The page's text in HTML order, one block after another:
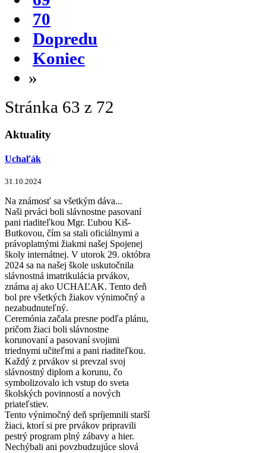
70
Dopredu
Koniec
»
Stránka 63 z 72
Aktuality
Uchaľák
31.10.2024
Na známosť sa všetkým dáva...
Naši prváci boli slávnostne pasovaní
pani riaditeľkou Mgr. Ľubou Kiš-
Butkovou, čím sa stali oficiálnymi a
právoplatnými žiakmi našej Spojenej
školy internátnej. V utorok 29. októbra
2024 sa na našej škole uskutočnila
slávnostná imatrikulácia prvákov,
známa aj ako UCHAĽAK. Tento deň
bol pre všetkých žiakov výnimočný a
nezabudnuteľný.
Ceremónia začala presne podľa plánu,
pričom žiaci boli slávnostne
korunovaní a pasovaní svojimi
triednymi učiteľmi a pani riaditeľkou.
Každý z prvákov si prevzal svoj
slávnostný diplom a korunu, čo
symbolizovalo ich vstup do sveta
školských povinností a nových
priateľstiev.
Tento výnimočný deň spríjemnili starší
žiaci, ktorí si pre prvákov pripravili
pestrý program plný zábavy a hier.
Nechýbali ani povzbudzujúce slová